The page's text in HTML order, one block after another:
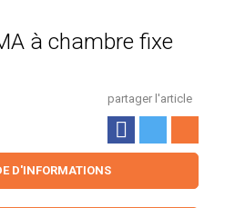
à chambre fixe
partager l'article
D'INFORMATIONS